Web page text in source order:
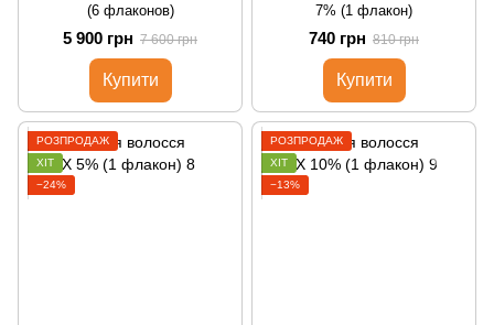
(6 флаконов)
5 900 грн 7 600 грн
Купити
7% (1 флакон)
740 грн 810 грн
Купити
РОЗПРОДАЖ
ХІТ
−24%
РОЗПРОДАЖ
ХІТ
−13%